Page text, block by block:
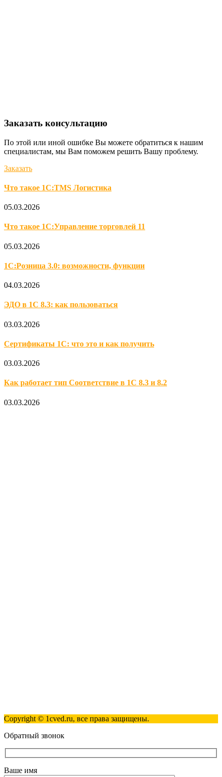
Заказать консультацию
По этой или иной ошибке Вы можете обратиться к нашим
специалистам, мы Вам поможем решить Вашу проблему.
Заказать
Что такое 1С:TMS Логистика
05.03.2026
Что такое 1С:Управление торговлей 11
05.03.2026
1С:Розница 3.0: возможности, функции
04.03.2026
ЭДО в 1С 8.3: как пользоваться
03.03.2026
Сертификаты 1С: что это и как получить
03.03.2026
Как работает тип Соответствие в 1С 8.3 и 8.2
03.03.2026
Copyright © 1cved.ru, все права защищены.
Обратный звонок
Ваше имя